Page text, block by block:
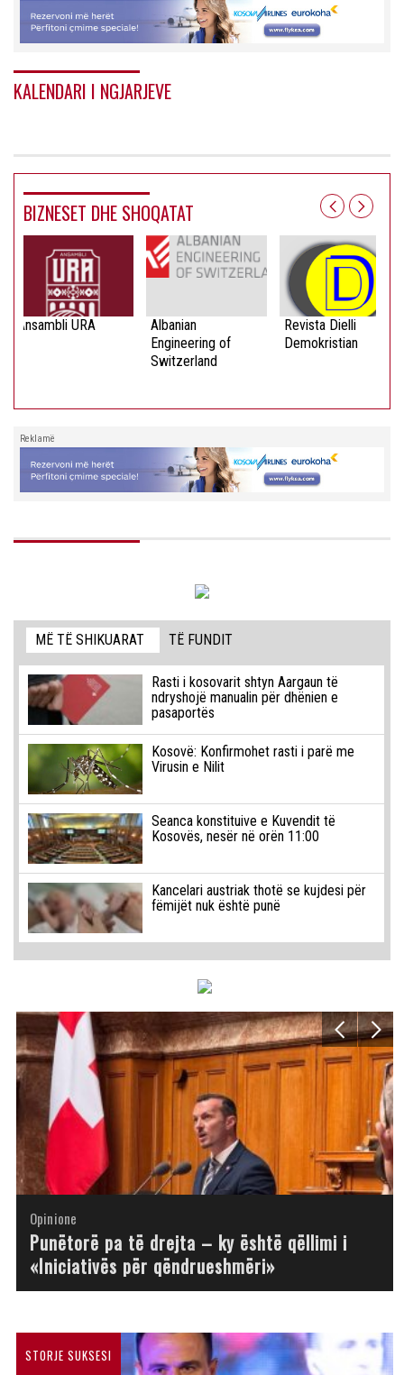
KALENDARI I NGJARJEVE
BIZNESET DHE SHOQATAT
Ansambli URA
Albanian
Engineering of
Switzerland
Revista Dielli
Demokristian
Reklamë
MË TË SHIKUARAT TË FUNDIT
Rasti i kosovarit shtyn Aargaun të
ndryshojë manualin për dhënien e
pasaportës
Kosovë: Konfirmohet rasti i parë me
Virusin e Nilit
Seanca konstituive e Kuvendit të
Kosovës, nesër në orën 11:00
Kancelari austriak thotë se kujdesi për
fëmijët nuk është punë
Opinione
Opinione
Punëtorë pa të drejta – ky është qëllimi i
«Iniciativës për qëndrueshmëri»
Opinione
Opinione
Opinione
Opinione
Opinione
Opinione
STORJE SUKSESI